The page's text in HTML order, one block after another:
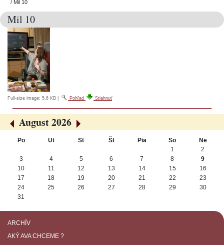
/ Mil 10
Mil 10
Full-size image: 5.6 KB Pohľad Stiahnuť
«
August 2026
»
Po Ut St Št Pia So
Ne
1
2
3
4 5 6 7 8
9
10
11 12 13 14 15
16
17
18 19 20 21 22
23
24
25 26 27 28 29
30
31
ARCHÍV
AKÝ AVA CHCEME ?